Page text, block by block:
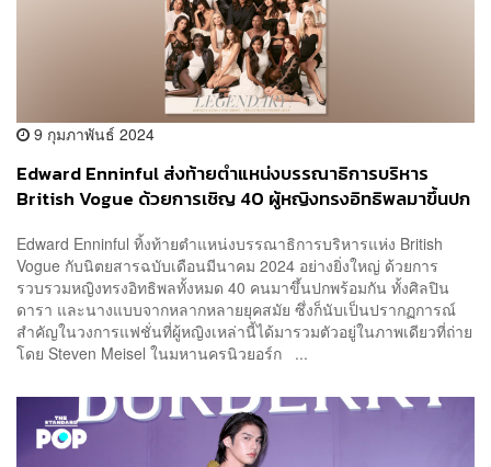
9 กุมภาพันธ์ 2024
Edward Enninful ส่งท้ายตำแหน่งบรรณาธิการบริหาร
British Vogue ด้วยการเชิญ 40 ผู้หญิงทรงอิทธิพลมาขึ้นปก
Edward Enninful ทิ้งท้ายตำแหน่งบรรณาธิการบริหารแห่ง British
Vogue กับนิตยสารฉบับเดือนมีนาคม 2024 อย่างยิ่งใหญ่ ด้วยการ
รวบรวมหญิงทรงอิทธิพลทั้งหมด 40 คนมาขึ้นปกพร้อมกัน ทั้งศิลปิน
ดารา และนางแบบจากหลากหลายยุคสมัย ซึ่งก็นับเป็นปรากฏการณ์
สำคัญในวงการแฟชั่นที่ผู้หญิงเหล่านี้ได้มารวมตัวอยู่ในภาพเดียวที่ถ่าย
โดย Steven Meisel ในมหานครนิวยอร์ก ...